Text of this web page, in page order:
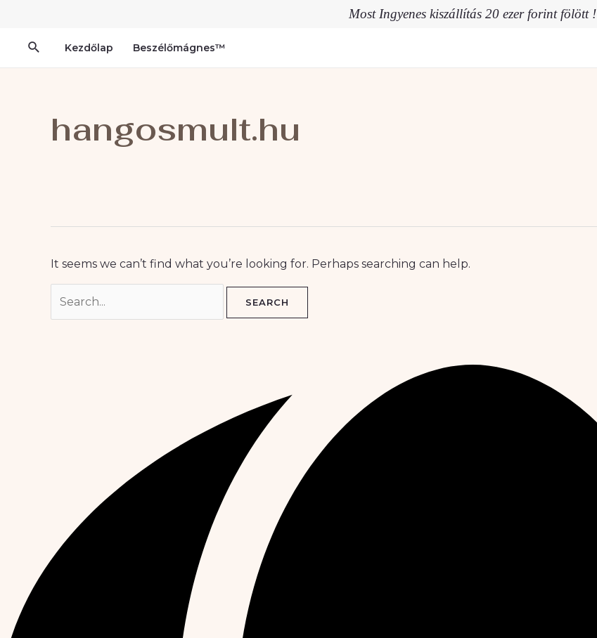
content
Most Ingyenes kiszállítás 20 ezer forint fölött !
SearchKezdőlap Beszélőmágnes™
hangosmult.hu
It seems we can’t find what you’re looking for. Perhaps searching can help.